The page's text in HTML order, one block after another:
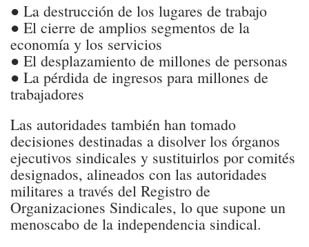
● La destrucción de los lugares de trabajo
● El cierre de amplios segmentos de la
economía y los servicios
● El desplazamiento de millones de personas
● La pérdida de ingresos para millones de
trabajadores
Las autoridades también han tomado
decisiones destinadas a disolver los órganos
ejecutivos sindicales y sustituirlos por comités
designados, alineados con las autoridades
militares a través del Registro de
Organizaciones Sindicales, lo que supone un
menoscabo de la independencia sindical.